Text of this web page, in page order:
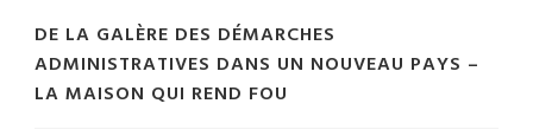
DE LA GALÈRE DES DÉMARCHES
ADMINISTRATIVES DANS UN NOUVEAU PAYS –
LA MAISON QUI REND FOU